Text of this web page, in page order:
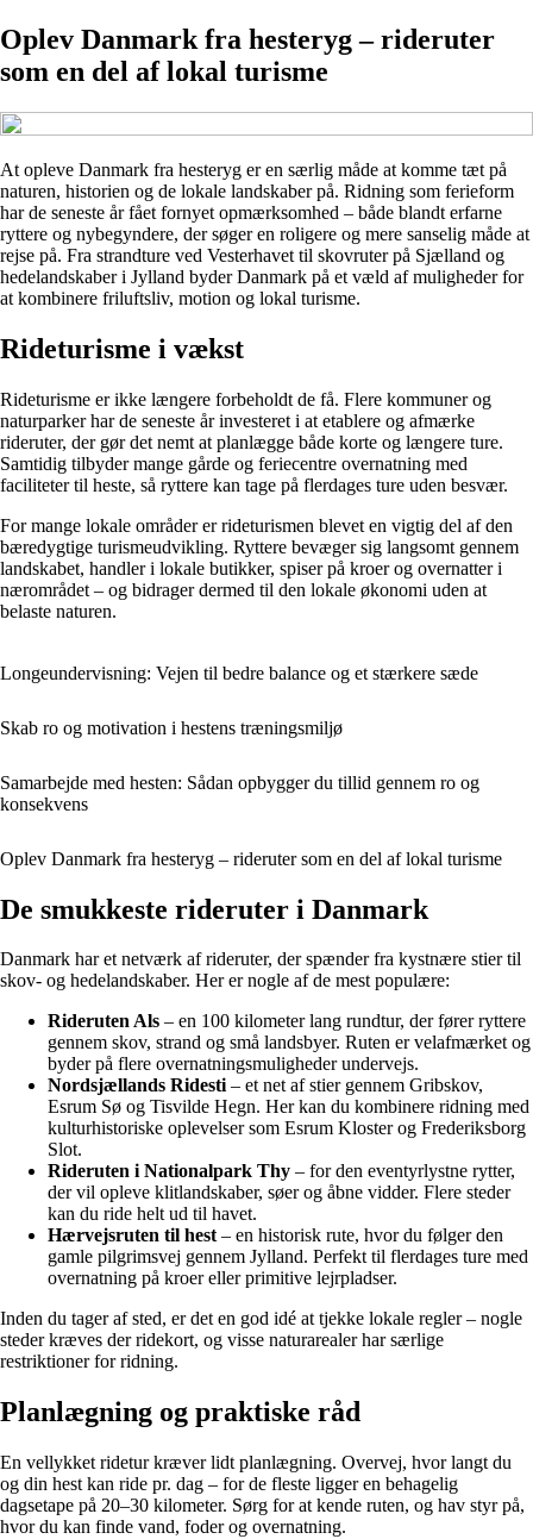
Oplev Danmark fra hesteryg – rideruter
som en del af lokal turisme
At opleve Danmark fra hesteryg er en særlig måde at komme tæt på
naturen, historien og de lokale landskaber på. Ridning som ferieform
har de seneste år fået fornyet opmærksomhed – både blandt erfarne
ryttere og nybegyndere, der søger en roligere og mere sanselig måde at
rejse på. Fra strandture ved Vesterhavet til skovruter på Sjælland og
hedelandskaber i Jylland byder Danmark på et væld af muligheder for
at kombinere friluftsliv, motion og lokal turisme.
Rideturisme i vækst
Rideturisme er ikke længere forbeholdt de få. Flere kommuner og
naturparker har de seneste år investeret i at etablere og afmærke
rideruter, der gør det nemt at planlægge både korte og længere ture.
Samtidig tilbyder mange gårde og feriecentre overnatning med
faciliteter til heste, så ryttere kan tage på flerdages ture uden besvær.
For mange lokale områder er rideturismen blevet en vigtig del af den
bæredygtige turismeudvikling. Ryttere bevæger sig langsomt gennem
landskabet, handler i lokale butikker, spiser på kroer og overnatter i
nærområdet – og bidrager dermed til den lokale økonomi uden at
belaste naturen.
Longeundervisning: Vejen til bedre balance og et stærkere sæde
Skab ro og motivation i hestens træningsmiljø
Samarbejde med hesten: Sådan opbygger du tillid gennem ro og
konsekvens
Oplev Danmark fra hesteryg – rideruter som en del af lokal turisme
De smukkeste rideruter i Danmark
Danmark har et netværk af rideruter, der spænder fra kystnære stier til
skov- og hedelandskaber. Her er nogle af de mest populære:
Rideruten Als – en 100 kilometer lang rundtur, der fører ryttere
gennem skov, strand og små landsbyer. Ruten er velafmærket og
byder på flere overnatningsmuligheder undervejs.
Nordsjællands Ridesti– et net af stier gennem Gribskov,
Esrum Sø og Tisvilde Hegn. Her kan du kombinere ridning med
kulturhistoriske oplevelser som Esrum Kloster og Frederiksborg
Slot.
Rideruten i Nationalpark Thy – for den eventyrlystne rytter,
der vil opleve klitlandskaber, søer og åbne vidder. Flere steder
kan du ride helt ud til havet.
Hærvejsruten til hest– en historisk rute, hvor du følger den
gamle pilgrimsvej gennem Jylland. Perfekt til flerdages ture med
overnatning på kroer eller primitive lejrpladser.
Inden du tager af sted, er det en god idé at tjekke lokale regler – nogle
steder kræves der ridekort, og visse naturarealer har særlige
restriktioner for ridning.
Planlægning og praktiske råd
En vellykket ridetur kræver lidt planlægning. Overvej, hvor langt du
og din hest kan ride pr. dag – for de fleste ligger en behagelig
dagsetape på 20–30 kilometer. Sørg for at kende ruten, og hav styr på,
hvor du kan finde vand, foder og overnatning.